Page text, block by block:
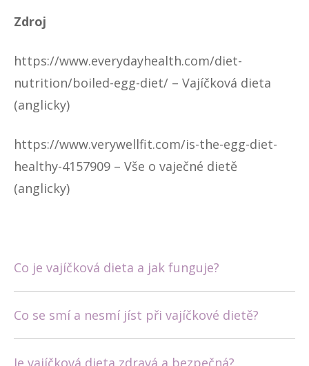
Zdroj
https://www.everydayhealth.com/diet-
nutrition/boiled-egg-diet/ – Vajíčková dieta
(anglicky)
https://www.verywellfit.com/is-the-egg-diet-
healthy-4157909 – Vše o vaječné dietě
(anglicky)
Co je vajíčková dieta a jak funguje?
Vajíčková dieta je krátkodobý způsob
hubnutí, jehož základem je konzumace
a nižšímu příjmu kalorií může vést k
Co se smí a nesmí jíst při vajíčkové dietě?
Povolené potraviny zahrnují vejce, libové
maso, ryby, některé druhy zeleniny a ovoce
Je vajíčková dieta zdravá a bezpečná?